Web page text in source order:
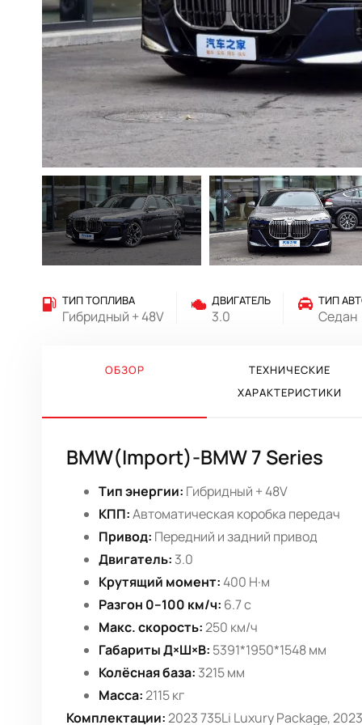
ТИП ТОПЛИВА
Гибридный + 48V
ДВИГАТЕЛЬ
3.0
ТИП
Седан
ОБЗОР
ТЕХНИЧЕСКИЕ
ХАРАКТЕРИСТИКИ
BMW(Import)-BMW 7 Series
Тип энергии: Гибридный + 48V
КПП:Автоматическая коробка передач
Привод: Передний и задний привод
Двигатель: 3.0
Крутящий момент: 400 Н·м
Разгон 0–100 км/ч: 6.7 с
Макс. скорость:250 км/ч
Габариты Д×Ш×В: 5391*1950*1548 мм
Колёсная база: 3215 мм
Масса:2115 кг
Комплектации:2023 735Li Luxury Package,